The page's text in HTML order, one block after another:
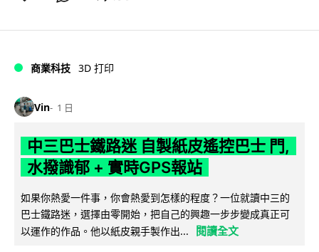
商業科技 3D 打印
Vin 1 日
中三巴士鐵路迷 自製紙皮遙控巴士 門,
水撥識郁 + 實時GPS報站
如果你熱愛一件事，你會熱愛到怎樣的程度？一位就讀中三的
巴士鐵路迷，選擇由零開始，把自己的興趣一步步變成真正可
以運作的作品。他以紙皮親手製作出...
閱讀全文